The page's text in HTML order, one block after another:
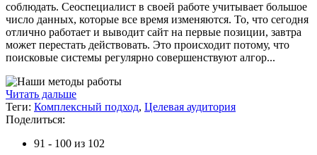
соблюдать. Сеоспециалист в своей работе учитывает большое
число данных, которые все время изменяются. То, что сегодня
отлично работает и выводит сайт на первые позиции, завтра
может перестать действовать. Это происходит потому, что
поисковые системы регулярно совершенствуют алгор...
Читать дальше
Теги: Комплексный подход, Целевая аудитория
Поделиться:
91 - 100 из 102